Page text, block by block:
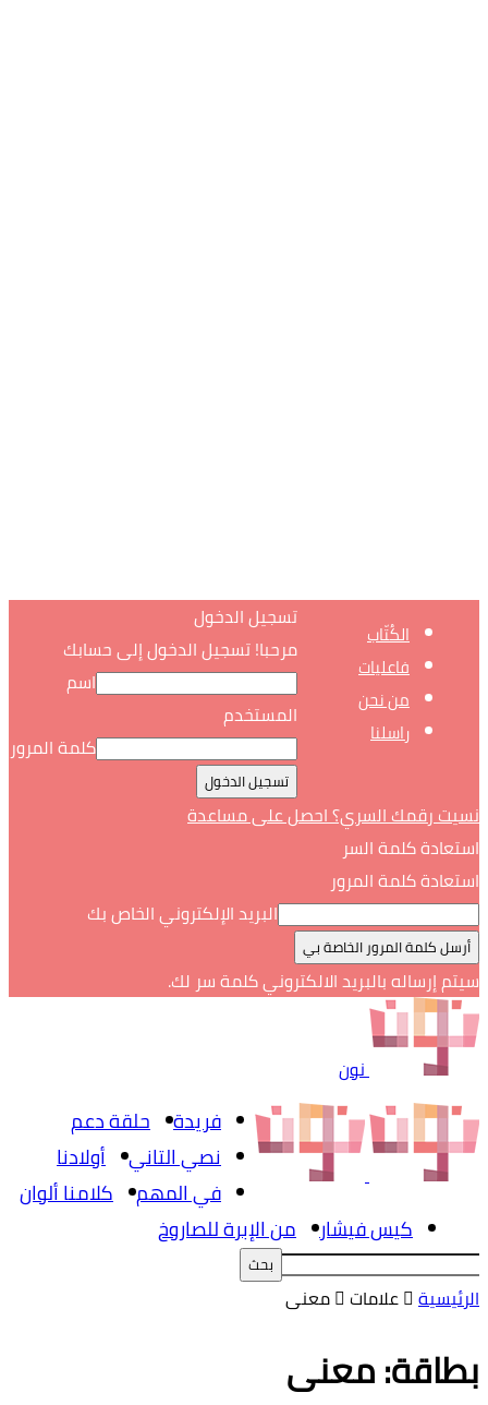
الكُتّاب
فاعليات
من نحن
راسلنا
تسجيل الدخول
مرحبا! تسجيل الدخول إلى حسابك
اسم
المستخدم
كلمة المرور
نسيت رقمك السري؟ احصل على مساعدة
استعادة كلمة السر
استعادة كلمة المرور
البريد الإلكتروني الخاص بك
سيتم إرساله بالبريد الالكتروني كلمة سر لك.
نون
فريدة
حلقة دعم
نصي التاني
أولادنا
في المهم
كلامنا ألوان
كيس فيشار
من الإبرة للصاروخ
الرئيسية علامات معنى
بطاقة: معنى